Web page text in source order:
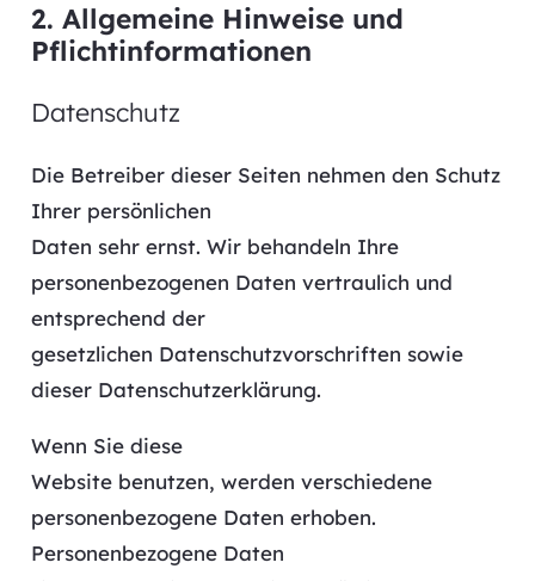
2. Allgemeine Hinweise und
Pflichtinformationen
Datenschutz
Die Betreiber dieser Seiten nehmen den Schutz
Ihrer persönlichen
Daten sehr ernst. Wir behandeln Ihre
personenbezogenen Daten vertraulich und
entsprechend der
gesetzlichen Datenschutzvorschriften sowie
dieser Datenschutzerklärung.
Wenn Sie diese
Website benutzen, werden verschiedene
personenbezogene Daten erhoben.
Personenbezogene Daten